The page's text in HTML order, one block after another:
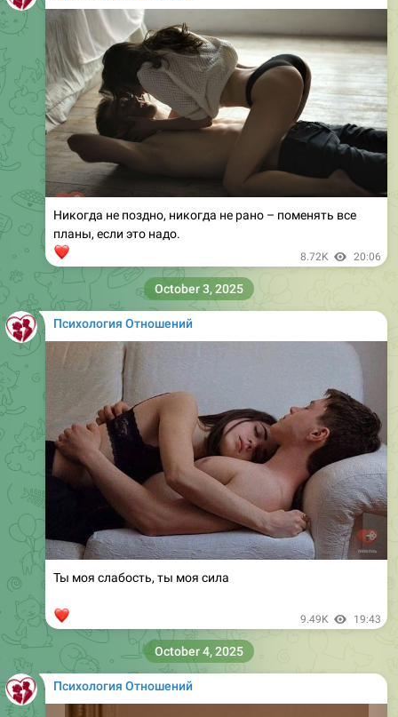
Никогда не поздно, никогда не рано – поменять все
планы, если это надо.
8.72K 20:06
Психология Отношений
Ты моя слабость, ты моя сила
9.49K 19:43
October 3, 2025
Психология Отношений
October 4, 2025